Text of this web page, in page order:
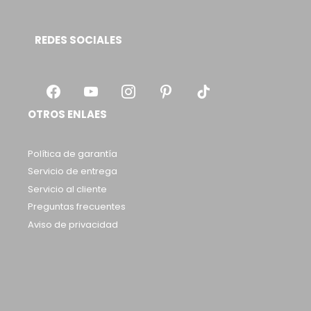
REDES SOCIALES
OTROS ENLAES
Política de garantía
Servicio de entrega
Servicio al cliente
Preguntas frecuentes
Aviso de privacidad